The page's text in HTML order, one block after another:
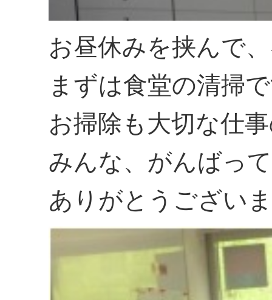
お昼休みを挟んで
まずは食堂の清掃
お掃除も大切な仕
みんな、がんばっ
ありがとうござ